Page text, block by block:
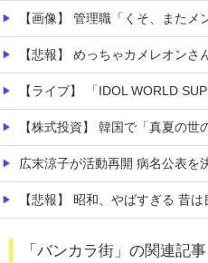
【画像】 管理職「くそ、またメ
【悲報】 めっちゃカメレオンさん、早速
【ライブ】 「IDOL WORLD SUPER
【株式投資】 韓国で「真夏の世の夢」崩壊、若
広末涼子が活動再開 病名公表を
【悲報】 昭和、やばすぎる 昔
「バンカラ街」の関連記事